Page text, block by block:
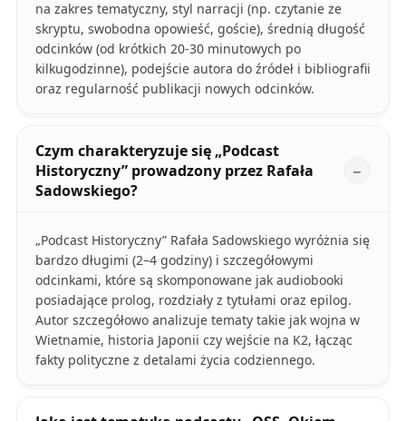
na zakres tematyczny, styl narracji (np. czytanie ze
skryptu, swobodna opowieść, goście), średnią długość
odcinków (od krótkich 20-30 minutowych po
kilkugodzinne), podejście autora do źródeł i bibliografii
oraz regularność publikacji nowych odcinków.
Czym charakteryzuje się „Podcast
Historyczny” prowadzony przez Rafała
Sadowskiego?
„Podcast Historyczny” Rafała Sadowskiego wyróżnia się
bardzo długimi (2–4 godziny) i szczegółowymi
odcinkami, które są skomponowane jak audiobooki
posiadające prolog, rozdziały z tytułami oraz epilog.
Autor szczegółowo analizuje tematy takie jak wojna w
Wietnamie, historia Japonii czy wejście na K2, łącząc
fakty polityczne z detalami życia codziennego.